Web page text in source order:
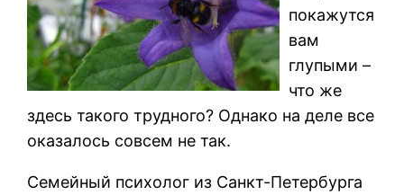
покажутся
вам
глупыми –
что же
здесь такого трудного? Однако на деле все
оказалось совсем не так.
Семейный психолог из Санкт-Петербурга